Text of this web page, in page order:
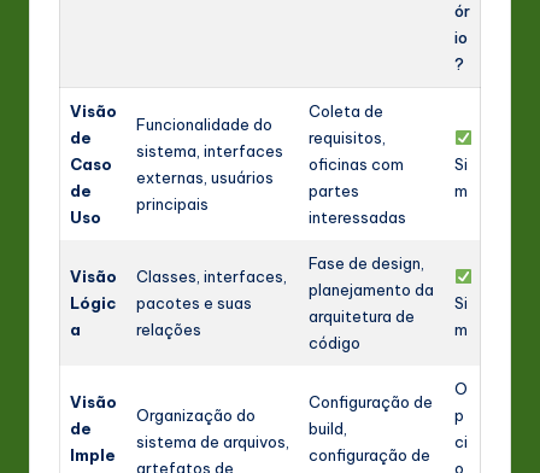
ór
io
?
Visão
de
Caso
de
Uso
Funcionalidade do
sistema, interfaces
externas, usuários
principais
Coleta de
requisitos,
oficinas com
partes
interessadas
Si
m
Visão
Lógic
a
Classes, interfaces,
pacotes e suas
relações
Fase de design,
planejamento da
arquitetura de
código
Si
m
Visão
de
Imple
Organização do
sistema de arquivos,
artefatos de
Configuração de
build,
configuração de
O
p
ci
o